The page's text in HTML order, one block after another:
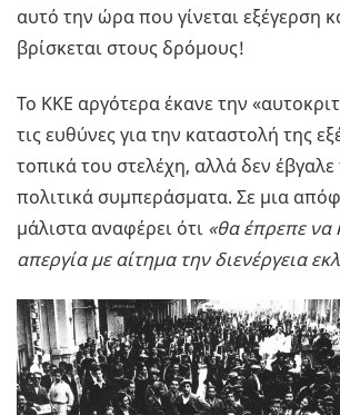
αυτό την ώρα που γίνεται εξέγερση
βρίσκεται στους δρόμους!
Το ΚΚΕ αργότερα έκανε την
τις ευθύνες για την καταστολή της
τοπικά του στελέχη, αλλά δεν
πολιτικά συμπεράσματα. Σε μια
μάλιστα αναφέρει ότι «θα έπρεπε να
απεργία με αίτημα την διενέργεια